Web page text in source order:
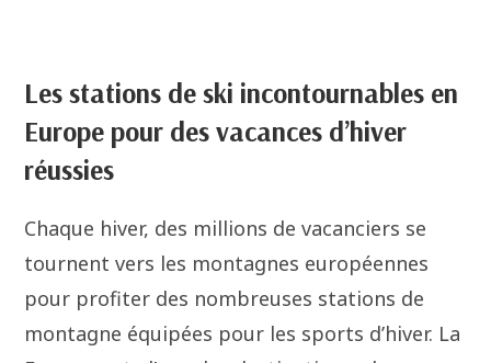
Les stations de ski incontournables en
Europe pour des vacances d’hiver
réussies
Chaque hiver, des millions de vacanciers se
tournent vers les montagnes européennes
pour profiter des nombreuses stations de
montagne équipées pour les sports d’hiver. La